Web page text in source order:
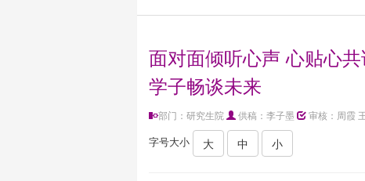
面对面倾听心声 心贴心
学子畅谈未来
部门：研究生院 供稿：李子墨 审核：周霞
字号大小 大 中 小